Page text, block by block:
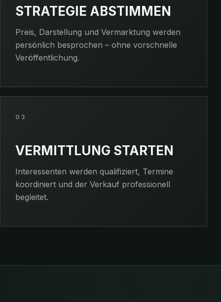
STRATEGIE ABSTIMMEN
Preis, Darstellung und Vermarktung werden
persönlich besprochen – ohne vorschnelle
Veröffentlichung.
03
VERMITTLUNG STARTEN
Interessenten werden qualifiziert, Termine
koordiniert und der Verkauf professionell
begleitet.